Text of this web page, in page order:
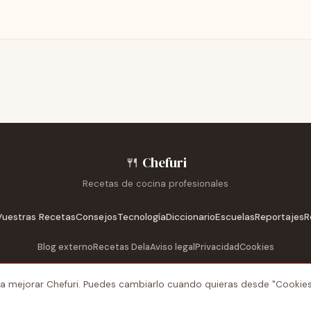
🍴 Chefuri
Recetas de cocina profesionales
RecetasConsejosTecnologíaDiccionarioEscuelasReportajes
Blog externoRecetas DelaAviso legalPrivacidadCookies
© 2026 Chefuri. Todos los derechos reservados.
Chefuri. Puedes cambiarlo cuando quieras desde